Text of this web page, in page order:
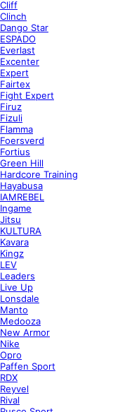
Cliff
Clinch
Dango Star
ESPADO
Everlast
Excenter
Expert
Fairtex
Fight Expert
Firuz
Fizuli
Flamma
Foersverd
Fortius
Green Hill
Hardcore Training
Hayabusa
IAMREBEL
Ingame
Jitsu
KULTURA
Kavara
Kingz
LEV
Leaders
Live Up
Lonsdale
Manto
Medooza
New Armor
Nike
Opro
Paffen Sport
RDX
Reyvel
Rival